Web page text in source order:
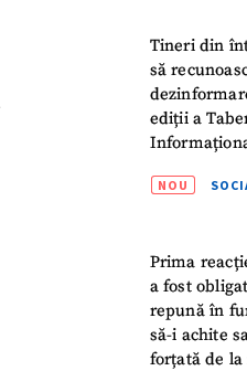
Tineri din
să
ediții a
NOU
Prima
a fost
repună în
să-i achite
forțată de la